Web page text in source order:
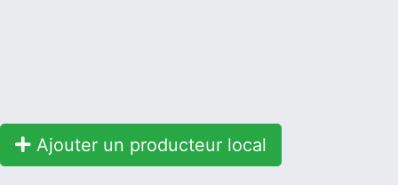
Ajouter un producteur local